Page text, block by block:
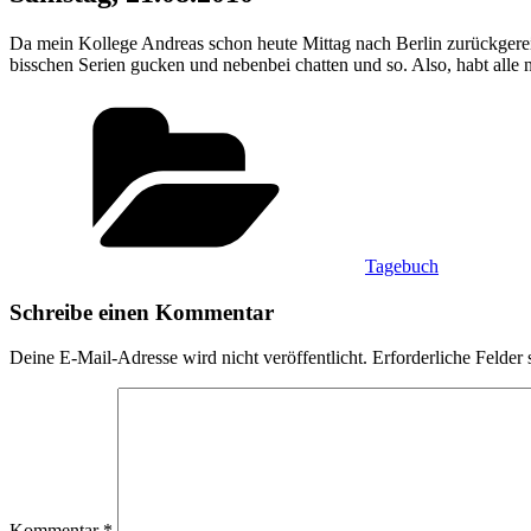
Da mein Kollege Andreas schon heute Mittag nach Berlin
bisschen Serien gucken und nebenbei chatten und so. Also, habt
Tagebuch
Schreibe einen Kommentar
Deine E-Mail-Adresse wird nicht veröffentlicht. Erforderliche Felder